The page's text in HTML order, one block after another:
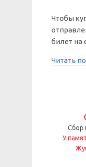
Чтобы
билет на
Читать
Сбор
У